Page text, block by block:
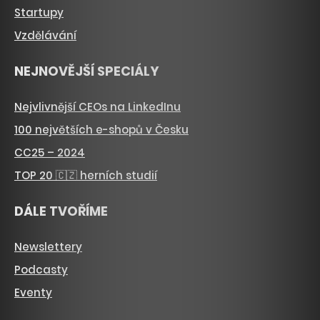
Startupy
Vzdělávání
NEJNOVĚJŠÍ SPECIÁLY
Nejvlivnější CEOs na LinkedInu
100 největších e-shopů v Česku
CC25 – 2024
TOP 20 🇨🇿 herních studií
DÁLE TVOŘÍME
Newslettery
Podcasty
Eventy